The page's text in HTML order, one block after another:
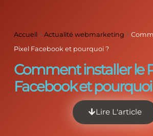
Accueil >Actualité webmarketing >
Pixel Facebook et pourquoi ?
Comment installer le
Facebook et
Lire L'article